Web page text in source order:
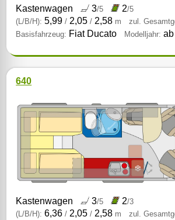
Kastenwagen 3/5 2/5
(L/B/H): 5,99/ 2,05/ 2,58 m zul.
Basisfahrzeug: Fiat Ducato Modelljahr:
640
Kastenwagen 3/5 2/3
(L/B/H): 6,36/ 2,05/ 2,58 m zul.